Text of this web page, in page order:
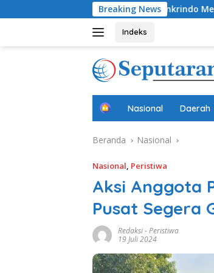
ke
Breaking News
Laba Jamkrindo Melonjak 34,7 Persen
Indeks
B
a
d
Nasional Daerah
Beranda Nasional
Nasional, Peristiwa
Aksi Anggota
Pusat Segera
Redaksi-Peristiwa
19 Juli 2024